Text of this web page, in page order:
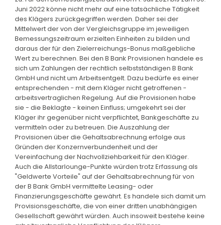
Juni 2022 könne nicht mehr auf eine tatsächliche Tätigkeit
des Klägers zurückgegriffen werden. Daher sei der
Mittelwert der von der Vergleichsgruppe im jeweiligen
Bemessungszeitraum erzielten Einheiten zu bilden und
daraus der für den Zielerreichungs-Bonus maßgebliche
Wert zu berechnen. Bei den B Bank Provisionen handele es
sich um Zahlungen der rechtlich selbstständigen B Bank
GmbH und nicht um Arbeitsentgelt. Dazu bedürfe es einer
entsprechenden - mit dem Kläger nicht getroffenen -
arbeitsvertraglichen Regelung. Auf die Provisionen habe
sie - die Beklagte - keinen Einfluss; umgekehrt sei der
Kläger ihr gegenüber nicht verpflichtet, Bankgeschäfte zu
vermitteln oder zu betreuen. Die Auszahlung der
Provisionen über die Gehaltsabrechnung erfolge aus
Gründen der Konzernverbundenheit und der
Vereinfachung der Nachvollziehbarkeit für den Kläger.
Auch die Allstarlounge-Punkte würden trotz Erfassung als
"Geldwerte Vorteile" auf der Gehaltsabrechnung für von
der B Bank GmbH vermittelte Leasing- oder
Finanzierungsgeschäfte gewährt. Es handele sich damit um
Provisionsgeschäfte, die von einer dritten unabhängigen
Gesellschaft gewährt würden. Auch insoweit bestehe keine